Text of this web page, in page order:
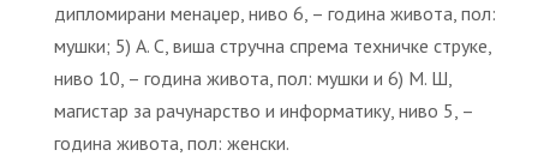
дипломирани менаџер, ниво 6, – година живота, пол:
мушки; 5) А. С, виша стручна спрема техничке струке,
ниво 10, – година живота, пол: мушки и 6) М. Ш,
магистар за рачунарство и информатику, ниво 5, –
година живота, пол: женски.